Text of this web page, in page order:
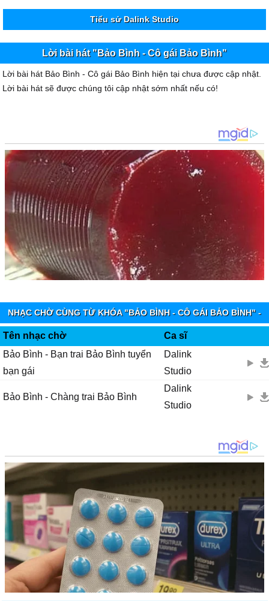
Tiểu sử Dalink Studio
Lời bài hát "Bảo Bình - Cô gái Bảo Bình"
Lời bài hát Bảo Bình - Cô gái Bảo Bình hiện tại chưa được cập nhật.
Lời bài hát sẽ được chúng tôi cập nhật sớm nhất nếu có!
NHẠC CHỜ CÙNG TỪ KHÓA "BẢO BÌNH - CÔ GÁI BẢO BÌNH" -
VIETTEL IMUZIK
Tên nhạc chờ
Ca sĩ
Bảo Bình - Bạn trai Bảo Bình tuyển
bạn gái
Dalink
Studio
Bảo Bình - Chàng trai Bảo Bình
Dalink
Studio